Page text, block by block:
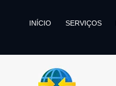
INÍCIO SERVIÇOS